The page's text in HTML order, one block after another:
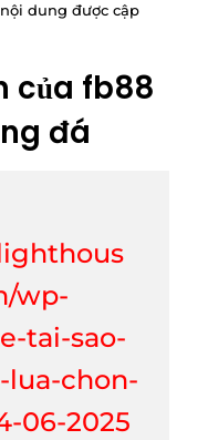
dung được cập
của fb88
đá
wp-
tai-sao-
chon-
06-2025